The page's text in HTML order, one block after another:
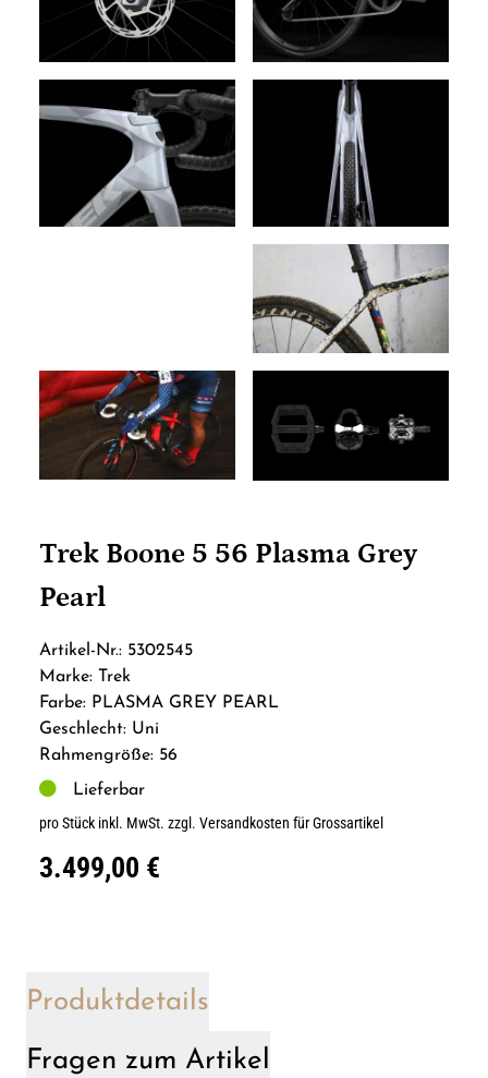
Trek Boone 5 56 Plasma Grey
Pearl
Artikel-Nr.: 5302545
Marke: Trek
Farbe: PLASMA GREY PEARL
Geschlecht: Uni
Rahmengröße: 56
Lieferbar
pro Stück inkl. MwSt. zzgl. Versandkosten für Grossartikel
3.499,00 €
Produktdetails
Fragen zum Artikel